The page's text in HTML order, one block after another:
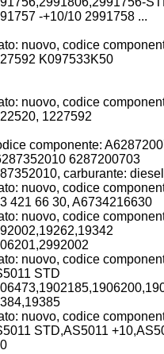
-+10/10 2991758 ...
nuovo, codice
K097533K50
nuovo, codice
1227592
componente:
6287200703
carburante: diesel
nuovo, codice
421 66 30, A6734216630
nuovo, codice
nuovo, codice
STD
nuovo, codice
STD,AS5011